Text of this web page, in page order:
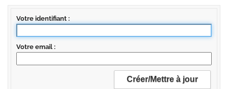
Votre identifiant
Votre email